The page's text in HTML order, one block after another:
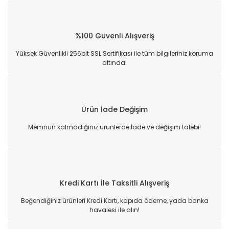
%100 Güvenli Alışveriş
Yüksek Güvenlikli 256bit SSL Sertifikası ile tüm bilgileriniz koruma
altında!
Ürün İade Değişim
Memnun kalmadığınız ürünlerde İade ve değişim talebi!
Kredi Kartı İle Taksitli Alışveriş
Beğendiğiniz ürünleri Kredi Kartı, kapıda ödeme, yada banka
havalesi ile alın!